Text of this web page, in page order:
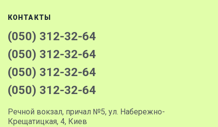
КОНТАКТЫ
(050) 312-32-64
(050) 312-32-64
(050) 312-32-64
(050) 312-32-64
Речной вокзал, причал №5, ул. Набережно-
Крещатицкая, 4, Киев